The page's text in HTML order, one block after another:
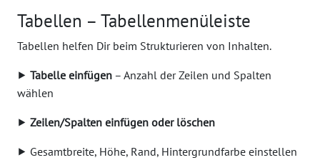
Tabellen – Tabellenmenüleiste
Tabellen helfen Dir beim Strukturieren von Inhalten.
⯈ Tabelle einfügen – Anzahl der Zeilen und Spalten
wählen
⯈ Zeilen/Spalten einfügen oder löschen
⯈ Gesamtbreite, Höhe, Rand, Hintergrundfarbe einstellen